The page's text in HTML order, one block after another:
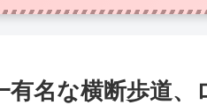
有名な横断歩道、